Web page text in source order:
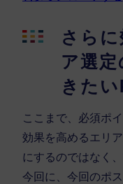
さら
ア選
きた
ここまで、必須ポ
効果を高めるエリ
にするのではなく
今回に、今回のポ